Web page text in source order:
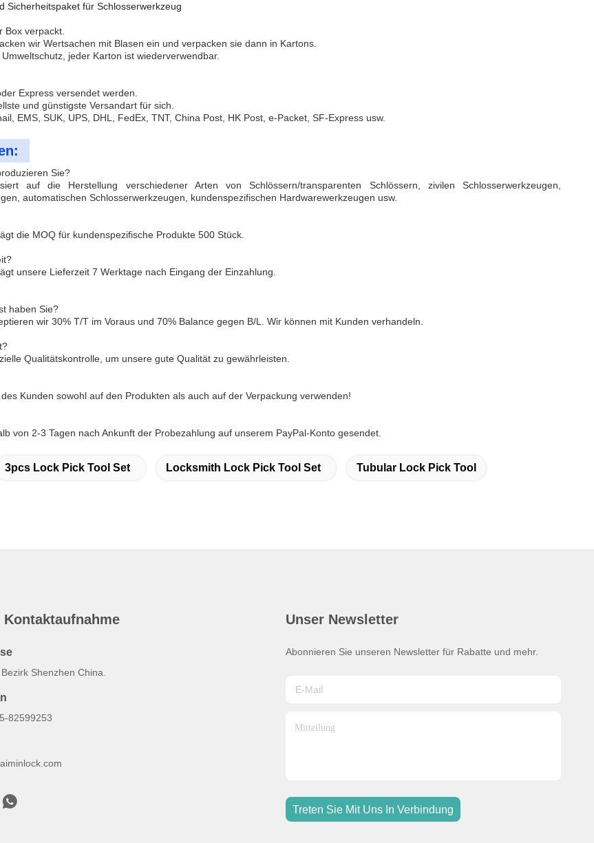
Sicherheitspaket für Schlosserwerkzeug
Box verpackt.
wir Wertsachen mit Blasen ein und verpacken sie dann in Kartons.
jeder Karton ist wiederverwendbar.
Express versendet werden.
und günstigste Versandart für sich.
EMS, SUK, UPS, DHL, FedEx, TNT, China Post, HK Post, e-Packet, SF-Express usw.
Sie?
auf die Herstellung verschiedener Arten von Schlössern/transparenten Schlössern, zivilen Schlosserwerkzeugen,
automatischen Schlosserwerkzeugen, kundenspezifischen Hardwarewerkzeugen usw.
die MOQ für kundenspezifische Produkte 500 Stück.
unsere Lieferzeit 7 Werktage nach Eingang der Einzahlung.
haben Sie?
wir 30% T/T im Voraus und 70% Balance gegen B/L. Wir können mit Kunden verhandeln.
Qualitätskontrolle, um unsere gute Qualität zu gewährleisten.
Kunden sowohl auf den Produkten als auch auf der Verpackung verwenden!
von 2-3 Tagen nach Ankunft der Probezahlung auf unserem PayPal-Konto gesendet.
3pcs Lock Pick Tool Set Locksmith Lock Pick Tool Set Tubular Lock Pick Tool
Kontaktaufnahme
Shenzhen China.
82599253
Unser Newsletter
Abonnieren Sie unseren Newsletter für Rabatte und mehr.
Treten Sie Mit Uns In Verbindung